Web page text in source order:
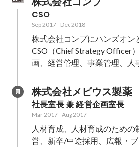
CSO
Sep 2017- Dec 2018
株式会社コンプにハンズオン
CSO（Chief Strategy Officer
画、経営管理、事業管理、人
株式会社メビウス製薬
社長室長 兼 経営企画室長
Mar 2017-Aug 2017
人材育成、人材育成のための
営、新卒/中途採用、広報・